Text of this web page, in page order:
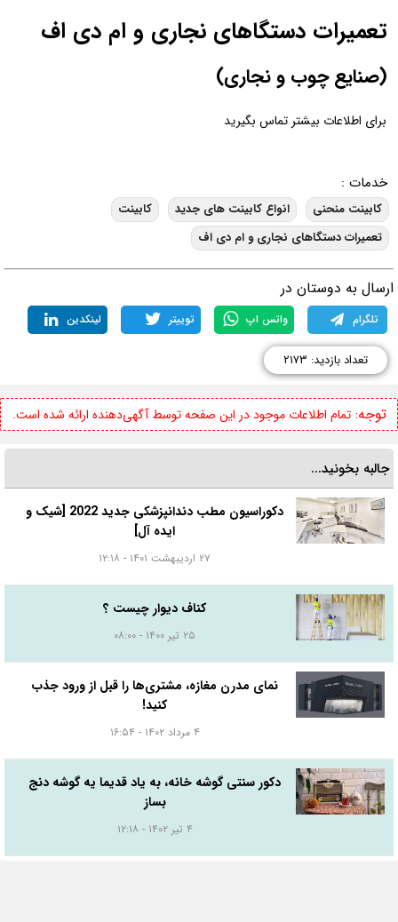
تعمیرات دستگاهای نجاری و ام دی اف
(صنایع چوب و نجاری)
برای اطلاعات بیشتر تماس بگیرید
خدمات :
کابینت منحنی انواع کابینت های جدید
کابینت
تعمیرات دستگاهای نجاری و ام دی اف
به دوستان در
تلگرام واتس اپ توییتر لینکدین
تعداد بازدید: ۲۱۷۳
توجه:تمام اطلاعات موجود در این صفحه توسط آگهی‌دهنده ارائه شده است.
جالبه بخونید...
دکوراسیون مطب دندانپزشکی جدید 2022 [شیک و
ایده آل]
۲۷ اردیبهشت ۱۴۰۱ - ۱۲:۱۸
کناف دیوار چیست ؟
۲۵ تیر ۱۴۰۰ - ۰۸:۰۰
نمای مدرن مغازه، مشتری‌ها را قبل از ورود جذب
کنید!
دکور سنتی گوشه خانه، به یاد قدیما یه گوشه دنج
بساز